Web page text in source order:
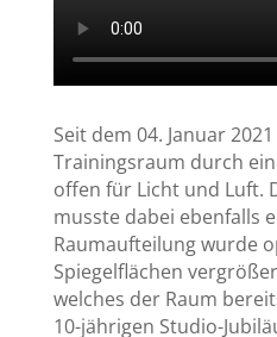
Seit dem 04. Januar
Trainingsraum durch
offen für Licht und Luft.
musste dabei ebenfalls
Raumaufteilung wurde
Spiegelflächen
welches der Raum
10-jährigen Studio-